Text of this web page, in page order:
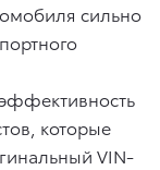
сильно
которые
VIN-